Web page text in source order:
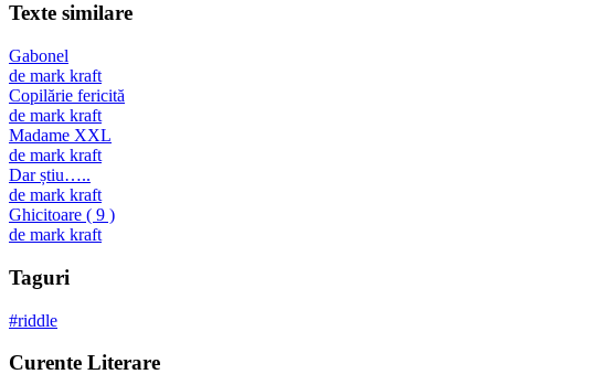
Texte similare
Gabonel
de mark kraft
Copilărie fericită
de mark kraft
Madame XXL
de mark kraft
Dar știu…..
de mark kraft
Ghicitoare ( 9 )
de mark kraft
Taguri
#riddle
Curente Literare